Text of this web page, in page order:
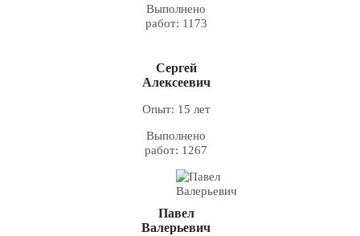
Выполнено
работ: 1173
Сергей
Алексеевич
Опыт: 15 лет
Выполнено
работ: 1267
Павел
Валерьевич